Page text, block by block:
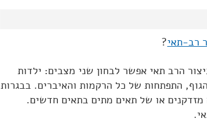
רב-תאי?
הרב תאי אפשר לבחון שני מצבים: ילדות
התפתחות של כל הרקמות והאיברים. בבגרות
או של תאים מתים בתאים חדשים.